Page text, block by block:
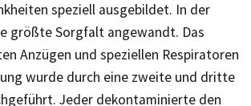
speziell ausgebildet. In der
größte Sorgfalt angewandt. Das
Anzügen und speziellen Respiratoren
wurde durch eine zweite und dritte
Jeder dekontaminierte den